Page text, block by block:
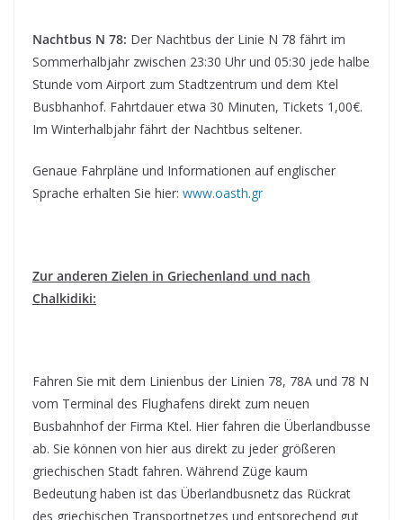
Nachtbus N 78: Der Nachtbus der Linie N 78 fährt im
Sommerhalbjahr zwischen 23:30 Uhr und 05:30 jede halbe
Stunde vom Airport zum Stadtzentrum und dem Ktel
Busbhanhof. Fahrtdauer etwa 30 Minuten, Tickets 1,00€.
Im Winterhalbjahr fährt der Nachtbus seltener.
Genaue Fahrpläne und Informationen auf englischer
Sprache erhalten Sie hier: www.oasth.gr
Zur anderen Zielen in Griechenland und nach
Chalkidiki:
Fahren Sie mit dem Linienbus der Linien 78, 78A und 78 N
vom Terminal des Flughafens direkt zum neuen
Busbahnhof der Firma Ktel. Hier fahren die Überlandbusse
ab. Sie können von hier aus direkt zu jeder größeren
griechischen Stadt fahren. Während Züge kaum
Bedeutung haben ist das Überlandbusnetz das Rückrat
des griechischen Transportnetzes und entsprechend gut